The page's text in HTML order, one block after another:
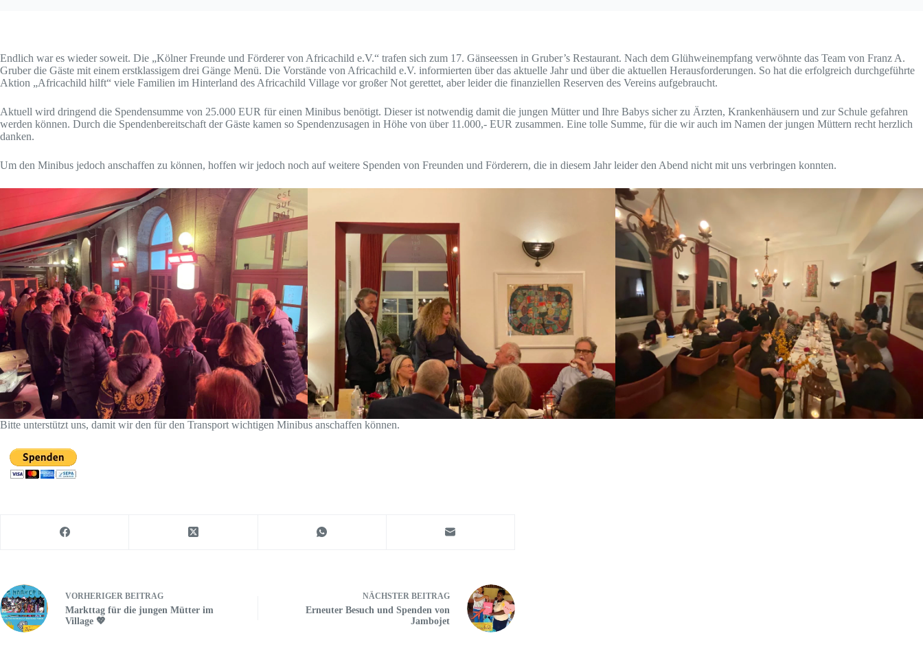
Endlich war es wieder soweit. Die „Kölner Freunde und Förderer von Africachild e.V.“ trafen sich zum 17. Gänseessen in Gruber’s Restaurant. Nach dem Glühweinempfang verwöhnte das Team von Franz A.
Gruber die Gäste mit einem erstklassigem drei Gänge Menü. Die Vorstände von Africachild e.V. informierten über das aktuelle Jahr und über die aktuellen Herausforderungen. So hat die erfolgreich durchgeführte
Aktion „Africachild hilft“ viele Familien im Hinterland des Africachild Village vor großer Not gerettet, aber leider die finanziellen Reserven des Vereins aufgebraucht.
Aktuell wird dringend die Spendensumme von 25.000 EUR für einen Minibus benötigt. Dieser ist notwendig damit die jungen Mütter und Ihre Babys sicher zu Ärzten, Krankenhäusern und zur Schule gefahren
werden können. Durch die Spendenbereitschaft der Gäste kamen so Spendenzusagen in Höhe von über 11.000,- EUR zusammen. Eine tolle Summe, für die wir auch im Namen der jungen Müttern recht herzlich
danken.
Um den Minibus jedoch anschaffen zu können, hoffen wir jedoch noch auf weitere Spenden von Freunden und Förderern, die in diesem Jahr leider den Abend nicht mit uns verbringen konnten.
Bitte unterstützt uns, damit wir den für den Transport wichtigen Minibus anschaffen können.
VORHERIGER BEITRAG
Markttag für die jungen Mütter im
Village 💖
NÄCHSTER BEITRAG
Erneuter Besuch und Spenden von
Jambojet